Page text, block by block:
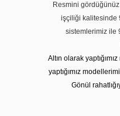
Resmini gördüğünüz
işçiliği kalitesinde
sistemlerimiz ile
Altın olarak
yaptığımız
Gönül